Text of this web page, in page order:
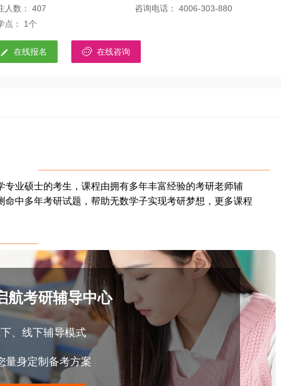
人数： 407
咨询电话： 4006-303-880
点： 1个
在线报名  在线咨询
专业硕士的考生，课程由拥有多年丰富经验的考研老师辅
中多年考研试题，帮助无数学子实现考研梦想，更多课程
航考研辅导中心
、线下辅导模式
量身定制备考方案